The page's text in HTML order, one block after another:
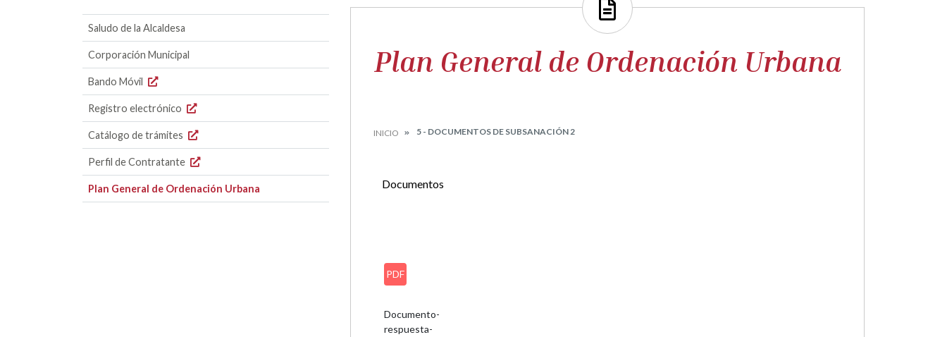
Saludo de la Alcaldesa
Corporación Municipal
Bando Móvil
Registro electrónico
Catálogo de trámites
Perfil de Contratante
Plan General de Ordenación Urbana
Plan General de Ordenación Urbana
INICIO 5 - DOCUMENTOS DE SUBSANACIÓN 2
Documentos
PDF
Documento-
respuesta-